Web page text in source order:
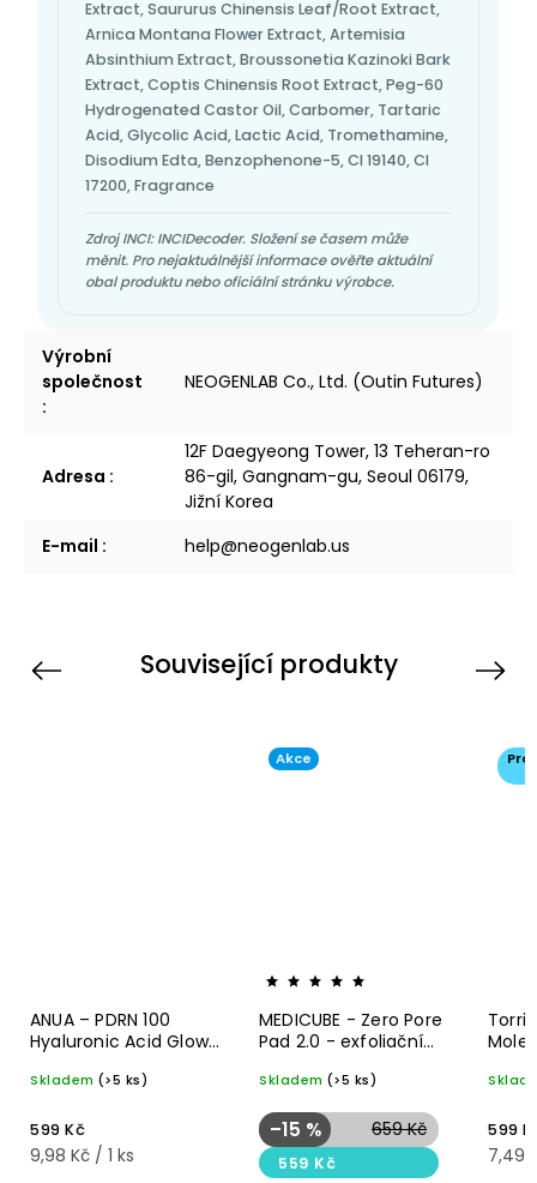
Extract, Saururus Chinensis Leaf/Root Extract,
Arnica Montana Flower Extract, Artemisia
Absinthium Extract, Broussonetia Kazinoki Bark
Extract, Coptis Chinensis Root Extract, Peg-60
Hydrogenated Castor Oil, Carbomer, Tartaric
Acid, Glycolic Acid, Lactic Acid, Tromethamine,
Disodium Edta, Benzophenone-5, CI 19140, CI
17200, Fragrance
Zdroj INCI: INCIDecoder. Složení se časem může
měnit. Pro nejaktuálnější informace ověřte aktuální
obal produktu nebo oficiální stránku výrobce.
Výrobní
společnost
:
NEOGENLAB Co., Ltd. (Outin Futures)
Adresa :
12F Daegyeong Tower, 13 Teheran-ro
86-gil, Gangnam-gu, Seoul 06179,
Jižní Korea
E-mail : help@neogenlab.us
Související produkty
Previous
ANUA – PDRN 100
Hyaluronic Acid Glow
rozjasňující pad – 60
Skladem (>5 ks)
599 Kč
9,98 Kč / 1 ks
Akce
MEDICUBE - Zero Pore
Pad 2.0 - exfoliační
Skladem (>5 ks)
659 Kč
–15 %
559 Kč
Pro
s
599
7,49
Next